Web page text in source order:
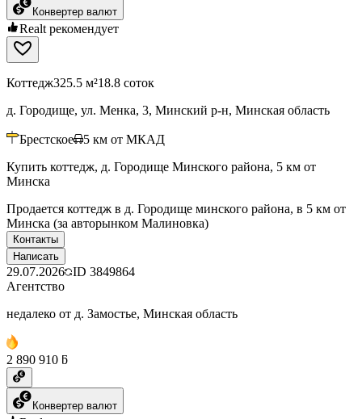
Конвертер валют
Realt рекомендует
Коттедж325.5 м²18.8 соток
д. Городище, ул. Менка, 3, Минский р-н, Минская область
Брестское 5 км от МКАД
Купить коттедж, д. Городище Минского района, 5 км от
Минска
Продается коттедж в д. Городище минского района, в 5 км от
Минска (за авторынком Малиновка)
Контакты
Написать
29.07.2026 ID 3849864
Агентство
недалеко от д. Замостье, Минская область
2 890 910 ƃ
Конвертер валют